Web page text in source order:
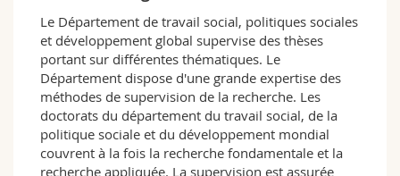
Interfacultaire
Collaborateurs
Doctorants
Webmail
Programme des cours
MyUnifr
Le Département de travail social, politiques sociales
et développement global supervise des thèses
portant sur différentes thématiques. Le
Département dispose d'une grande expertise des
méthodes de supervision de la recherche. Les
doctorats du département du travail social, de la
politique sociale et du développement mondial
couvrent à la fois la recherche fondamentale et la
recherche appliquée. La supervision est assurée